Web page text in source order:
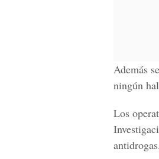
Además
ningún
Los
antidrogas.